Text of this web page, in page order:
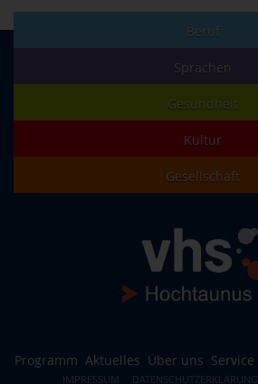
Beruf
Sprachen
Gesundheit
Kultur
Gesellschaft
Programm Aktuelles Über uns Service
IMPRESSUM DATENSCHUTZERKLÄRUNG